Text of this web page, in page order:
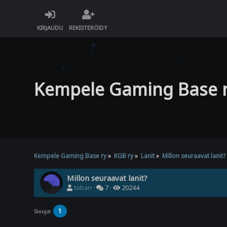
KIRJAUDU REKISTERÖIDY
Kempele Gaming Base
Kempele Gaming Base ry» KGB ry» Lanit» Millon seuraavat lanit?
Millon seuraavat lanit?
toban · 7 · 20244
Sivuja: 1